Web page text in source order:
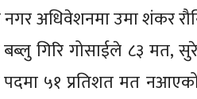
अधिवेशनमा उमा शंकर
बब्लु गिरि गोसाईले ८३ मत,
५१ प्रतिशत मत